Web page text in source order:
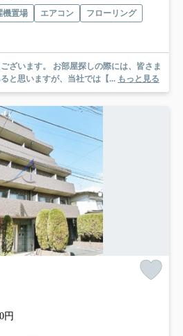
機置場 エアコン
フローリング
しの際には、皆さま
と思いますが、当社では【... もっと見る
円